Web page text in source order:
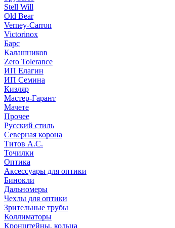
Stell Will
Old Bear
Verney-Carron
Victorinox
Барс
Калашников
Zero Tolerance
ИП Елагин
ИП Семина
Кизляр
Мастер-Гарант
Мачете
Прочее
Русский стиль
Северная корона
Титов А.С.
Точилки
Оптика
Аксессуары для оптики
Бинокли
Дальномеры
Чехлы для оптики
Зрительные трубы
Коллиматоры
Кронштейны, кольца